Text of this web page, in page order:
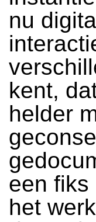
nu
kent,
helder
een fiks
het